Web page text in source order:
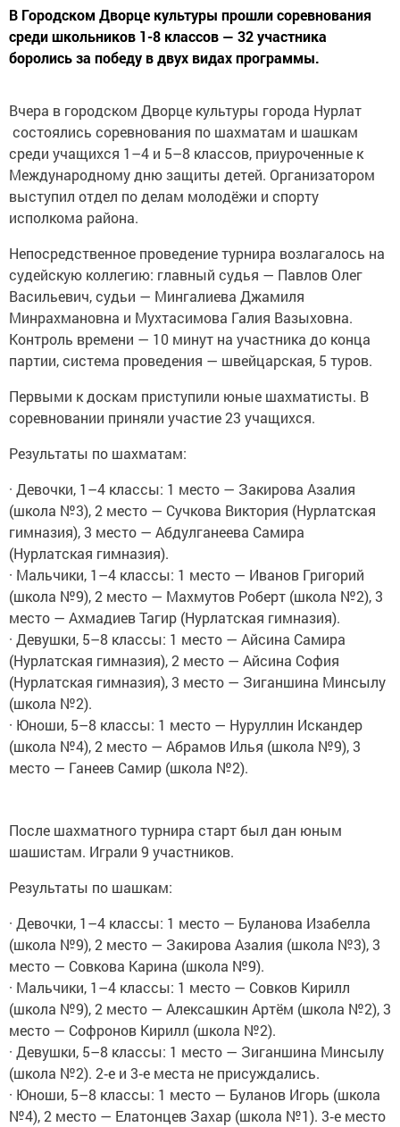
В Городском Дворце культуры прошли соревнования
среди школьников 1-8 классов — 32 участника
боролись за победу в двух видах программы.
Вчера в городском Дворце культуры города Нурлат
состоялись соревнования по шахматам и шашкам
среди учащихся 1–4 и 5–8 классов, приуроченные к
Международному дню защиты детей. Организатором
выступил отдел по делам молодёжи и спорту
исполкома района.
Непосредственное проведение турнира возлагалось на
судейскую коллегию: главный судья — Павлов Олег
Васильевич, судьи — Мингалиева Джамиля
Минрахмановна и Мухтасимова Галия Вазыховна.
Контроль времени — 10 минут на участника до конца
партии, система проведения — швейцарская, 5 туров.
Первыми к доскам приступили юные шахматисты. В
соревновании приняли участие 23 учащихся.
Результаты по шахматам:
· Девочки, 1–4 классы: 1 место — Закирова Азалия
(школа №3), 2 место — Сучкова Виктория (Нурлатская
гимназия), 3 место — Абдулганеева Самира
(Нурлатская гимназия).
· Мальчики, 1–4 классы: 1 место — Иванов Григорий
(школа №9), 2 место — Махмутов Роберт (школа №2), 3
место — Ахмадиев Тагир (Нурлатская гимназия).
· Девушки, 5–8 классы: 1 место — Айсина Самира
(Нурлатская гимназия), 2 место — Айсина София
(Нурлатская гимназия), 3 место — Зиганшина Минсылу
(школа №2).
· Юноши, 5–8 классы: 1 место — Нуруллин Искандер
(школа №4), 2 место — Абрамов Илья (школа №9), 3
место — Ганеев Самир (школа №2).
После шахматного турнира старт был дан юным
шашистам. Играли 9 участников.
Результаты по шашкам:
· Девочки, 1–4 классы: 1 место — Буланова Изабелла
(школа №9), 2 место — Закирова Азалия (школа №3), 3
место — Совкова Карина (школа №9).
· Мальчики, 1–4 классы: 1 место — Совков Кирилл
(школа №9), 2 место — Алексашкин Артём (школа №2), 3
место — Софронов Кирилл (школа №2).
· Девушки, 5–8 классы: 1 место — Зиганшина Минсылу
(школа №2). 2‑е и 3‑е места не присуждались.
· Юноши, 5–8 классы: 1 место — Буланов Игорь (школа
№4), 2 место — Елатонцев Захар (школа №1). 3‑е место